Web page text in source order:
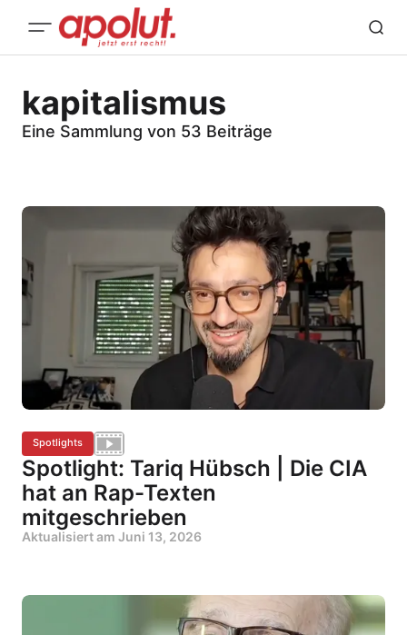
kapitalismus
Eine Sammlung von 53 Beiträge
Spotlights
Spotlight: Tariq Hübsch | Die CIA
hat an Rap-Texten
mitgeschrieben
Aktualisiert am Juni 13, 2026